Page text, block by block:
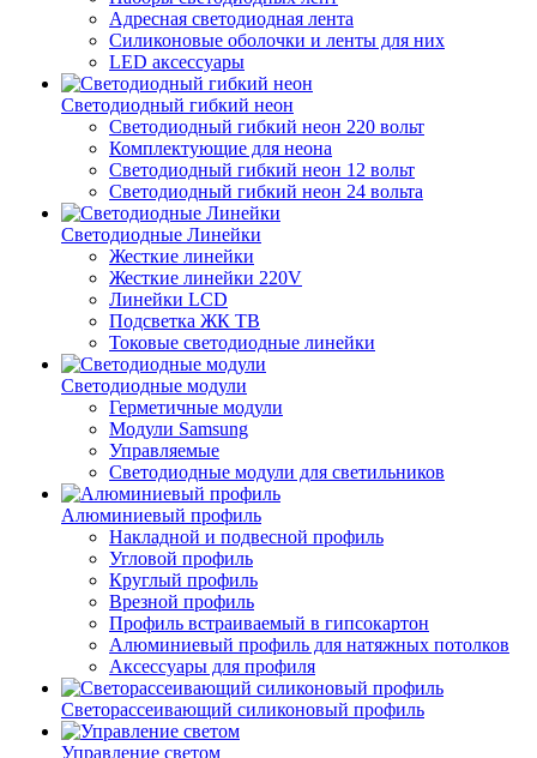
Адресная светодиодная лента
Силиконовые оболочки и ленты для них
LED аксессуары
Светодиодный гибкий неон
Светодиодный гибкий неон 220 вольт
Комплектующие для неона
Светодиодный гибкий неон 12 вольт
Светодиодный гибкий неон 24 вольта
Светодиодные Линейки
Жесткие линейки
Жесткие линейки 220V
Линейки LCD
Подсветка ЖК ТВ
Токовые светодиодные линейки
Светодиодные модули
Герметичные модули
Модули Samsung
Управляемые
Светодиодные модули для светильников
Алюминиевый профиль
Накладной и подвесной профиль
Угловой профиль
Круглый профиль
Врезной профиль
Профиль встраиваемый в гипсокартон
Алюминиевый профиль для натяжных потолков
Аксессуары для профиля
Светорассеивающий силиконовый профиль
Управление светом